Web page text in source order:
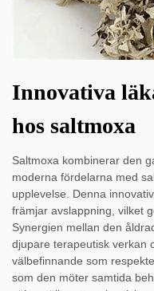
Innovativa
hos saltmoxa
Saltmoxa kombinerar den
moderna fördelarna med
upplevelse. Denna
främjar avslappning, vilket
Synergien mellan den
djupare terapeutisk verkan
välbefinnande som
som den möter samtida